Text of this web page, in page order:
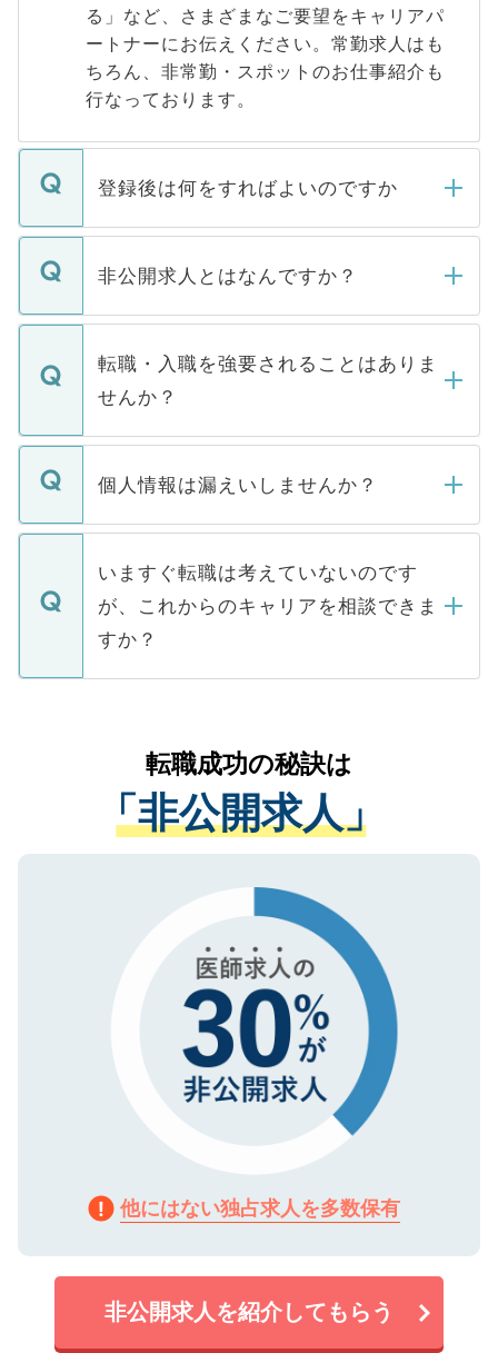
る」など、さまざまなご要望をキャリアパ
ートナーにお伝えください。常勤求人はも
ちろん、非常勤・スポットのお仕事紹介も
行なっております。
登録後は何をすればよいのですか
ご登録いただきましたら、弊社担当者がご
登録内容を確認し、その後メールもしくは
ます。通常、5営業日以内にはご連絡をせて
いただきますので、しばらくお待ちくださ
非公開求人とはなんですか？
マイナビDOCTORで取り扱っている求人の
うち約3割は、Webサイトからご覧いただ
けない「非公開求人」です。非公開求人は
下記の理由によって、一般には公開してい
ません。
■応募殺到を避けるため 人気のある医療機
関を公にしてしまうと、応募が殺到する場
に、医療機関が求める条件に合った人材の
みを人材紹介会社に依頼するケースが増え
ています。
転職・入職を強要されることはありま
せんか？
転職・入職を強要することは一切ありませ
ん。また、仮に応募先から内定をいただい
定を承諾する必要はありません。内定先へ
の辞退の連絡はキャリアパートナーが行い
個人情報は漏えいしませんか？
個人情報が漏えいすることはありませんの
で、ご安心ください。当サイトからの登録
などで収集したご登録者様の個人情報は、
ご本人のキャリアアップおよび転職活動の
支援を目的に使用いたします。お預かりし
ているすべての個人データはご本人の許可
は、個人情報の取り扱いについての厳密な
管理基準を満たした事業者のみに付与され
る、プライバシーマークを取得済みです。
で、機密保持に関してもご安心ください。
いますぐ転職は考えていないのです
が、これからのキャリアを相談できま
すか？
かがいして、現在の医療機関の状況や紹介
経験をまじえながら、適切なアドバイスを
させていただきます。すぐにご転職をされ
ない方には、長期的なサポートが可能です
ので、まずはご登録ください。
転職成功の秘訣は
「非公開求人」
他にはない独占求人を多数保有
非公開求人を紹介してもらう